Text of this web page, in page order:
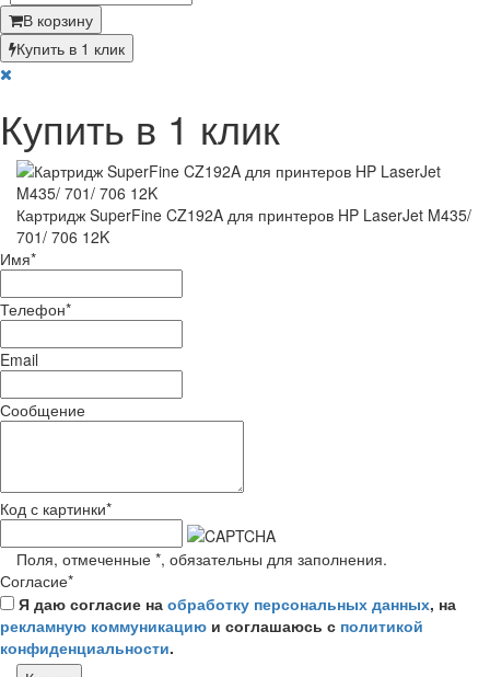
В корзину
Купить в 1 клик
Купить в 1 клик
Картридж SuperFine CZ192A для принтеров HP LaserJet M435/
701/ 706 12K
Имя*
Телефон*
Email
Сообщение
Код с картинки*
Поля, отмеченные *, обязательны для заполнения.
Согласие*
Я даю согласие на обработку персональных данных, на
рекламную коммуникацию и соглашаюсь с политикой
конфиденциальности.